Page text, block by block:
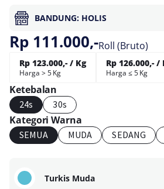
BANDUNG: HOLIS
Rp 111.000,-Roll (Bruto)
Rp 123.000,- / Kg
Harga > 5 Kg
Rp 126.000,- /
Harga ≤ 5 Kg
Ketebalan
24s 30s
Kategori Warna
SEMUA MUDA SEDANG
Turkis Muda